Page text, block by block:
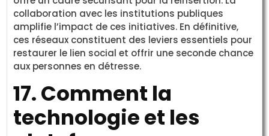
collaboration avec les institutions publiques
amplifie l’impact de ces initiatives. En définitive,
ces réseaux constituent des leviers essentiels pour
restaurer le lien social et offrir une seconde chance
aux personnes en détresse.
17. Comment la
technologie et les